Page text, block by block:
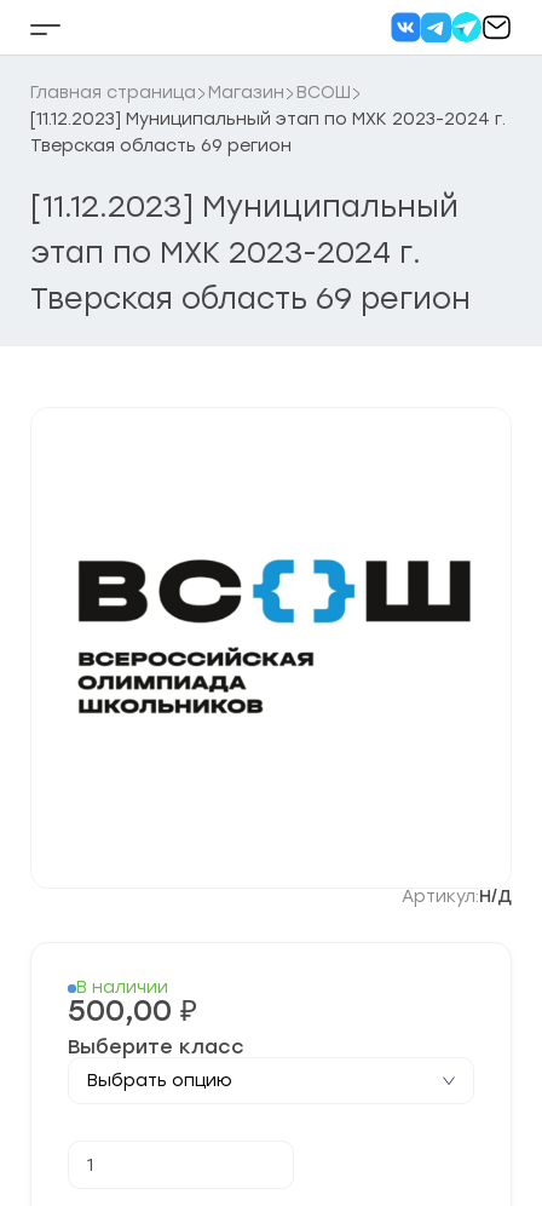
Кнопка
бокового
меню
Главная страница Магазин
ВСОШ
[11.12.2023] Муниципальный этап по МХК 2023-2024 г.
Тверская область 69 регион
[11.12.2023] Муниципальный
этап по МХК 2023-2024 г.
Тверская область 69 регион
Артикул:Н/Д
В наличии
500,00 ₽
Выберите класс
товара